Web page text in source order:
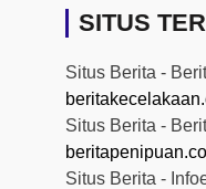
SITUS
Situs Berita -
Situs Berita -
Situs Berita -